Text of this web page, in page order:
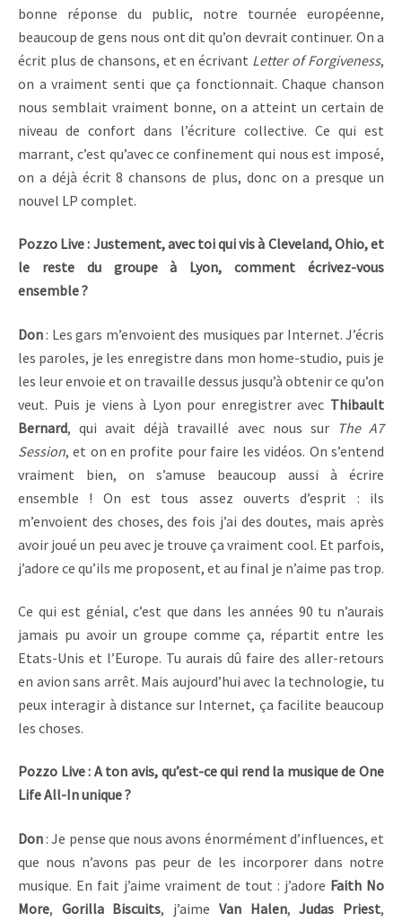
bonne réponse du public, notre tournée européenne,
beaucoup de gens nous ont dit qu’on devrait continuer. On a
écrit plus de chansons, et en écrivant Letter of Forgiveness,
on a vraiment senti que ça fonctionnait. Chaque chanson
nous semblait vraiment bonne, on a atteint un certain de
niveau de confort dans l’écriture collective. Ce qui est
marrant, c’est qu’avec ce confinement qui nous est imposé,
on a déjà écrit 8 chansons de plus, donc on a presque un
nouvel LP complet.
Pozzo Live : Justement, avec toi qui vis à Cleveland, Ohio, et
le reste du groupe à Lyon, comment écrivez-vous
ensemble ?
Don : Les gars m’envoient des musiques par Internet. J’écris
les paroles, je les enregistre dans mon home-studio, puis je
les leur envoie et on travaille dessus jusqu’à obtenir ce qu’on
veut. Puis je viens à Lyon pour enregistrer avec Thibault
Bernard, qui avait déjà travaillé avec nous sur The A7
Session, et on en profite pour faire les vidéos. On s’entend
vraiment bien, on s’amuse beaucoup aussi à écrire
ensemble ! On est tous assez ouverts d’esprit : ils
m’envoient des choses, des fois j’ai des doutes, mais après
avoir joué un peu avec je trouve ça vraiment cool. Et parfois,
j’adore ce qu’ils me proposent, et au final je n’aime pas trop.
Ce qui est génial, c’est que dans les années 90 tu n’aurais
jamais pu avoir un groupe comme ça, répartit entre les
Etats-Unis et l’Europe. Tu aurais dû faire des aller-retours
en avion sans arrêt. Mais aujourd’hui avec la technologie, tu
peux interagir à distance sur Internet, ça facilite beaucoup
les choses.
Pozzo Live : A ton avis, qu’est-ce qui rend la musique de One
Life All-In unique ?
Don : Je pense que nous avons énormément d’influences, et
que nous n’avons pas peur de les incorporer dans notre
musique. En fait j’aime vraiment de tout : j’adore Faith No
More, Gorilla Biscuits, j’aime Van Halen,Judas Priest,